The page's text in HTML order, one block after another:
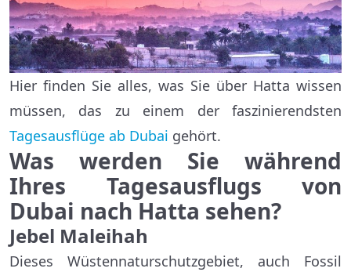
Hier finden Sie alles, was Sie über Hatta wissen
müssen, das zu einem der faszinierendsten
Tagesausflüge ab Dubai gehört.
Was werden Sie während
Ihres Tagesausflugs von
Dubai nach Hatta sehen?
Jebel Maleihah
Dieses Wüstennaturschutzgebiet, auch Fossil